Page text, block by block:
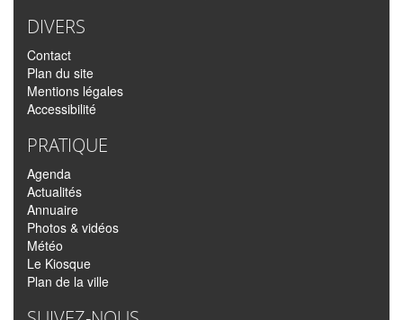
DIVERS
Contact
Plan du site
Mentions légales
Accessibilité
PRATIQUE
Agenda
Actualités
Annuaire
Photos & vidéos
Météo
Le Kiosque
Plan de la ville